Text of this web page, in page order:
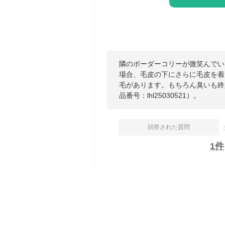
隣のボーダーコリーが微笑んで
場合、毛皮の下にさらに毛皮を
毛があります。もちろん臭いも
品番号：lhl25030521）。
回答された質問
1件